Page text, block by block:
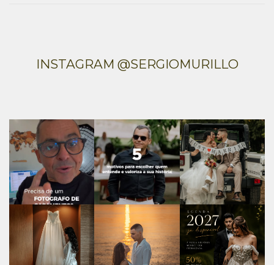
INSTAGRAM @SERGIOMURILLO